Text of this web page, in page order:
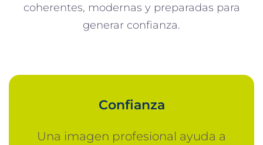
coherentes, modernas y preparadas para
generar confianza.
Confianza
Una imagen profesional ayuda a